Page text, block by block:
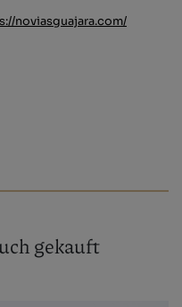
noviasguajara.com/
gekauft